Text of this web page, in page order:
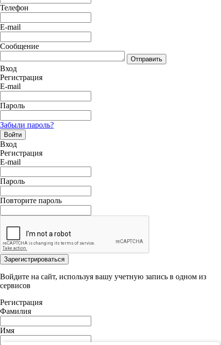
Телефон
E-mail
Сообщение
Отправить
Вход
Регистрация
E-mail
Пароль
Забыли пароль?
Войти
Вход
Регистрация
E-mail
Пароль
Повторите пароль
Зарегистрироваться
Войдите на сайт, используя вашу учетную запись в одном из
сервисов
Регистрация
Фамилия
Имя